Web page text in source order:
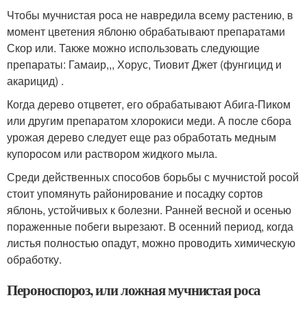
Чтобы мучнистая роса не навредила всему растению, в
момент цветения яблоню обрабатывают препаратами
Скор или. Также можно использовать следующие
препараты: Гамаир,,, Хорус, Тиовит Джет (фунгицид и
акарицид) .
Когда дерево отцветет, его обрабатывают Абига-Пиком
или другим препаратом хлорокиси меди. А после сбора
урожая дерево следует еще раз обработать медным
купоросом или раствором жидкого мыла.
Среди действенных способов борьбы с мучнистой росой
стоит упомянуть районирование и посадку сортов
яблонь, устойчивых к болезни. Ранней весной и осенью
пораженные побеги вырезают. В осенний период, когда
листья полностью опадут, можно проводить химическую
обработку.
Пероноспороз, или ложная мучнистая роса